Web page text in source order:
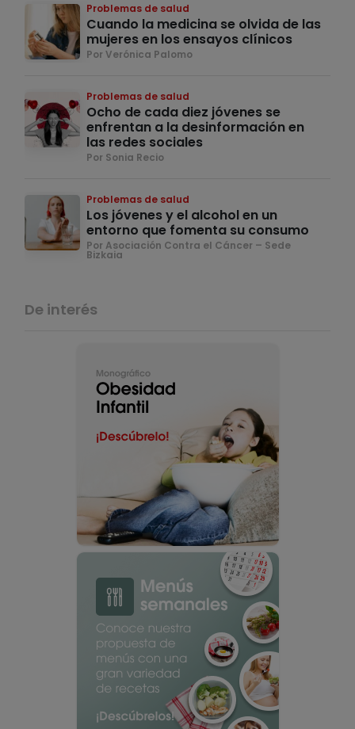
Problemas de salud
Cuando la medicina se olvida de las
mujeres en los ensayos clínicos
Por Verónica Palomo
Problemas de salud
Ocho de cada diez jóvenes se
enfrentan a la desinformación en
las redes sociales
Por Sonia Recio
Problemas de salud
Los jóvenes y el alcohol en un
entorno que fomenta su consumo
Por Asociación Contra el Cáncer – Sede
Bizkaia
De interés